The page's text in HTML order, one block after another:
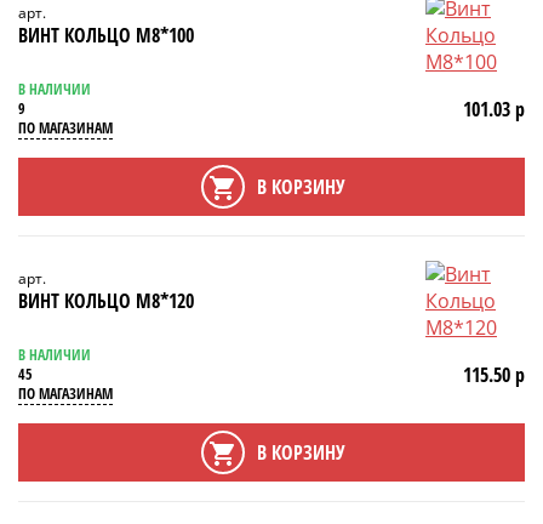
арт.
ВИНТ КОЛЬЦО М8*100
В НАЛИЧИИ
9
ПО МАГАЗИНАМ
101.03 р
В КОРЗИНУ
арт.
ВИНТ КОЛЬЦО М8*120
В НАЛИЧИИ
45
ПО МАГАЗИНАМ
115.50 р
В КОРЗИНУ